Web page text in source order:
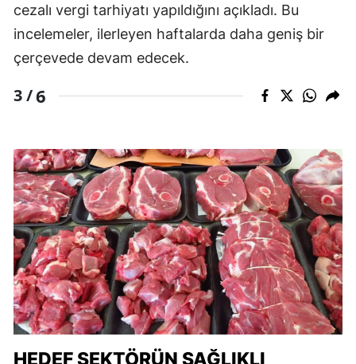
cezalı vergi tarhiyatı yapıldığını açıkladı. Bu
incelemeler, ilerleyen haftalarda daha geniş bir
çerçevede devam edecek.
3 /6
HEDEF SEKTÖRÜN SAĞLIKLI